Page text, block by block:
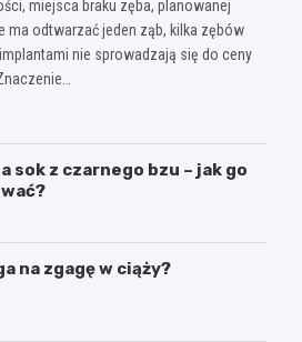
miejsca braku zęba, planowanej
ma odtwarzać jeden ząb, kilka zębów
nie sprowadzają się do ceny
sok z czarnego bzu – jak go
na zgagę w ciąży?